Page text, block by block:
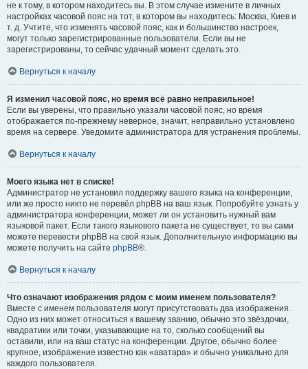
не к тому, в котором находитесь вы. В этом случае измените в личных
настройках часовой пояс на тот, в котором вы находитесь: Москва, Киев и
т. д. Учтите, что изменять часовой пояс, как и большинство настроек,
могут только зарегистрированные пользователи. Если вы не
зарегистрированы, то сейчас удачный момент сделать это.
Вернуться к началу
Я изменил часовой пояс, но время всё равно неправильное!
Если вы уверены, что правильно указали часовой пояс, но время
отображается по-прежнему неверное, значит, неправильно установлено
время на сервере. Уведомите администратора для устранения проблемы.
Вернуться к началу
Моего языка нет в списке!
Администратор не установил поддержку вашего языка на конференции,
или же просто никто не перевёл phpBB на ваш язык. Попробуйте узнать у
администратора конференции, может ли он установить нужный вам
языковой пакет. Если такого языкового пакета не существует, то вы сами
можете перевести phpBB на свой язык. Дополнительную информацию вы
можете получить на сайте phpBB®.
Вернуться к началу
Что означают изображения рядом с моим именем пользователя?
Вместе с именем пользователя могут присутствовать два изображения.
Одно из них может относиться к вашему званию, обычно это звёздочки,
квадратики или точки, указывающие на то, сколько сообщений вы
оставили, или на ваш статус на конференции. Другое, обычно более
крупное, изображение известно как «аватара» и обычно уникально для
каждого пользователя.